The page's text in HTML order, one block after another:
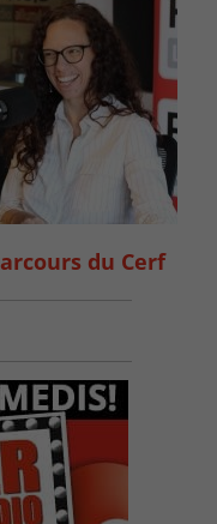
du Cerf